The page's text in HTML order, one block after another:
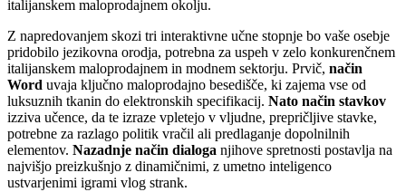
italijanskem maloprodajnem okolju.
Z napredovanjem skozi tri interaktivne učne stopnje bo vaše osebje
pridobilo jezikovna orodja, potrebna za uspeh v zelo konkurenčnem
italijanskem maloprodajnem in modnem sektorju. Prvič, način
Word uvaja ključno maloprodajno besedišče, ki zajema vse od
luksuznih tkanin do elektronskih specifikacij. Nato način stavkov
izziva učence, da te izraze vpletejo v vljudne, prepričljive stavke,
potrebne za razlago politik vračil ali predlaganje dopolnilnih
elementov. Nazadnje način dialoga njihove spretnosti postavlja na
najvišjo preizkušnjo z dinamičnimi, z umetno inteligenco
ustvarjenimi igrami vlog strank.